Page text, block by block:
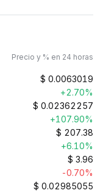
Precio y % en 24 horas
$ 0.0063019
+2.70%
$ 0.02362257
+107.90%
$ 207.38
+6.10%
$ 3.96
-0.70%
$ 0.02985055